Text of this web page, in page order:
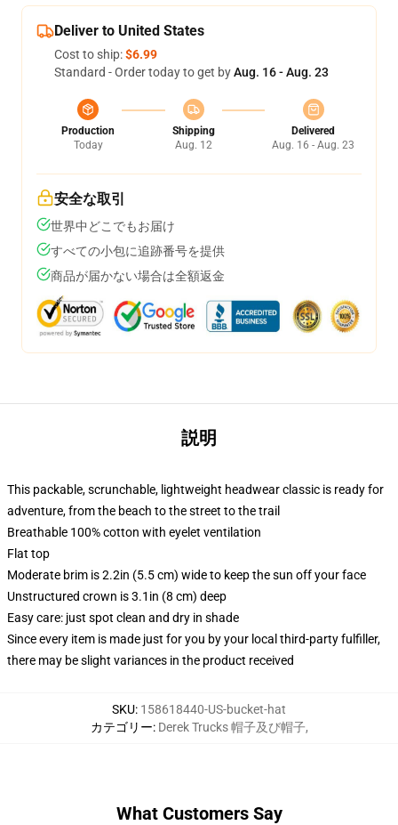
Deliver to United States
Cost to ship:$6.99
Standard - Order today to get byAug. 16 - Aug. 23
Production
Today
Shipping
Aug. 12
Delivered
Aug. 16 - Aug. 23
安全な取引
世界中どこでもお届け
すべての小包に追跡番号を提供
商品が届かない場合は全額返金
説明
This packable, scrunchable, lightweight headwear classic is ready for
adventure, from the beach to the street to the trail
Breathable 100% cotton with eyelet ventilation
Flat top
Moderate brim is 2.2in (5.5 cm) wide to keep the sun off your face
Unstructured crown is 3.1in (8 cm) deep
Easy care: just spot clean and dry in shade
Since every item is made just for you by your local third-party fulfiller,
there may be slight variances in the product received
SKU: 158618440-US-bucket-hat
カテゴリー: Derek Trucks 帽子及び帽子,
What Customers Say